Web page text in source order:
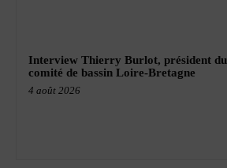
Interview Thierry Burlot, président du
comité de bassin Loire-Bretagne
4 août 2026